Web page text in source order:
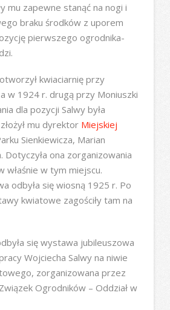
mu zapewne stanąć na nogi i
braku środków z uporem
pierwszego ogrodnika-
kwiaciarnię przy
w 1924 r. drugą przy Moniuszki
dla pozycji Salwy była
mu dyrektor Miejskiej
Sienkiewicza, Marian
Dotyczyła ona zorganizowania
właśnie w tym miejscu.
odbyła się wiosną 1925 r. Po
kwiatowe zagościły tam na
się wystawa jubileuszowa
Wojciecha Salwy na niwie
zorganizowana przez
Ogrodników – Oddział w